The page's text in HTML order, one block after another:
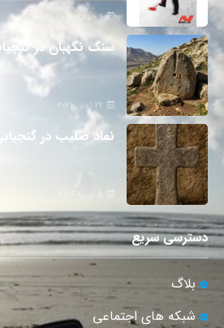
7 جولای 2026
سنگ نگهبان در گنجیابی
22 ژوئن 2026
نماد صلیب در گنجیابی
دسترسی سریع
بلاگ
شبکه های اجتماعی